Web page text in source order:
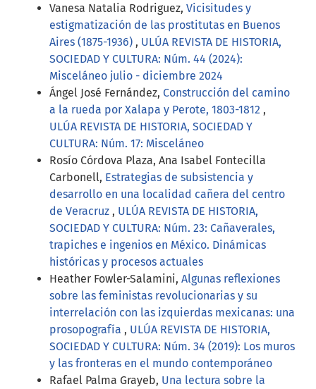
Vanesa Natalia Rodriguez, Vicisitudes y
estigmatización de las prostitutas en Buenos
Aires (1875-1936) , ULÚA REVISTA DE HISTORIA,
SOCIEDAD Y CULTURA: Núm. 44 (2024):
Misceláneo julio - diciembre 2024
Ángel José Fernández, Construcción del camino
a la rueda por Xalapa y Perote, 1803-1812 ,
ULÚA REVISTA DE HISTORIA, SOCIEDAD Y
CULTURA: Núm. 17: Misceláneo
Rosío Córdova Plaza, Ana Isabel Fontecilla
Carbonell, Estrategias de subsistencia y
desarrollo en una localidad cañera del centro
de Veracruz , ULÚA REVISTA DE HISTORIA,
SOCIEDAD Y CULTURA: Núm. 23: Cañaverales,
trapiches e ingenios en México. Dinámicas
históricas y procesos actuales
Heather Fowler-Salamini, Algunas reflexiones
sobre las feministas revolucionarias y su
interrelación con las izquierdas mexicanas: una
prosopografía , ULÚA REVISTA DE HISTORIA,
SOCIEDAD Y CULTURA: Núm. 34 (2019): Los muros
y las fronteras en el mundo contemporáneo
Rafael Palma Grayeb, Una lectura sobre la